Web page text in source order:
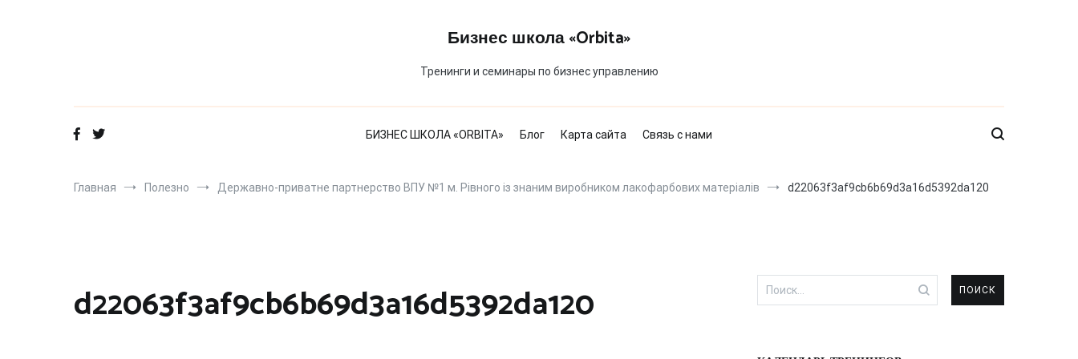
Бизнес школа «Orbita»
Тренинги и семинары по бизнес управлению
БИЗНЕС ШКОЛА «ORBITA» Блог Карта сайта Связь с нами
Главная Полезно Державно-приватне партнерство ВПУ №1 м. Рівного із знаним виробником лакофарбових матеріалів d22063f3af9cb6b69d3a16d5392da120
d22063f3af9cb6b69d3a16d5392da120 Найти: